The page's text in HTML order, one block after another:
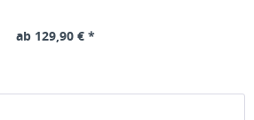
ab 129,90 € *